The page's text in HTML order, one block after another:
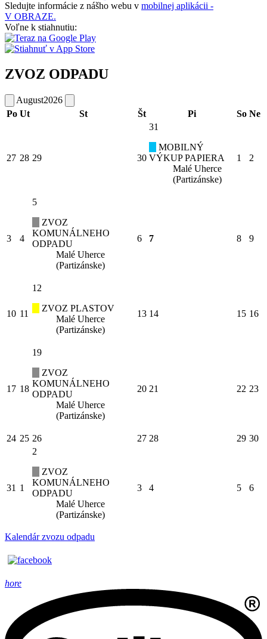
Sledujte informácie z nášho webu v mobilnej aplikácii -
V OBRAZE.
Voľne k stiahnutiu:
ZVOZ ODPADU
August2026
Po Ut St Št Pi So Ne
27 28 29 30
31
MOBILNÝ
VÝKUP PAPIERA
Malé Uherce
(Partizánske)
1 2
3 4
5
ZVOZ
KOMUNÁLNEHO
ODPADU
Malé Uherce
(Partizánske)
6 7 8 9
10 11
12
ZVOZ PLASTOV
Malé Uherce
(Partizánske)
13 14 15 16
17 18
19
ZVOZ
KOMUNÁLNEHO
ODPADU
Malé Uherce
(Partizánske)
20 21 22 23
24 25 26 27 28 29 30
31 1
2
ZVOZ
KOMUNÁLNEHO
ODPADU
Malé Uherce
(Partizánske)
3 4 5 6
Kalendár zvozu odpadu
hore